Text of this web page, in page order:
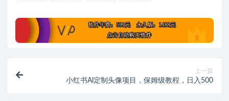
上一篇
小红书Al定制头像项目，保姆级教程，日入500